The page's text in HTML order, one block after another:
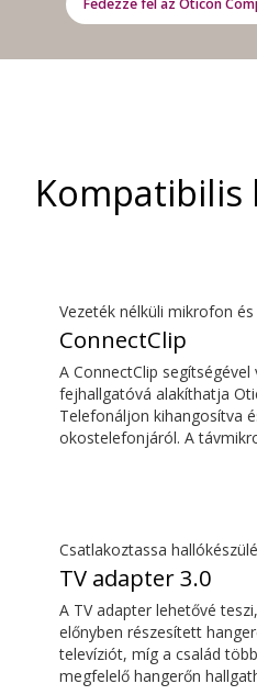
Kompatibilis
Vezeték nélküli mikrofon
ConnectClip
A ConnectClip
fejhallgatóvá alakíthatja
Telefonáljon kihangosítva
okostelefonjáról. A
Csatlakoztassa
TV adapter 3.0
A TV adapter lehetővé
előnyben részesített
televíziót, míg a család
megfelelő hangerőn